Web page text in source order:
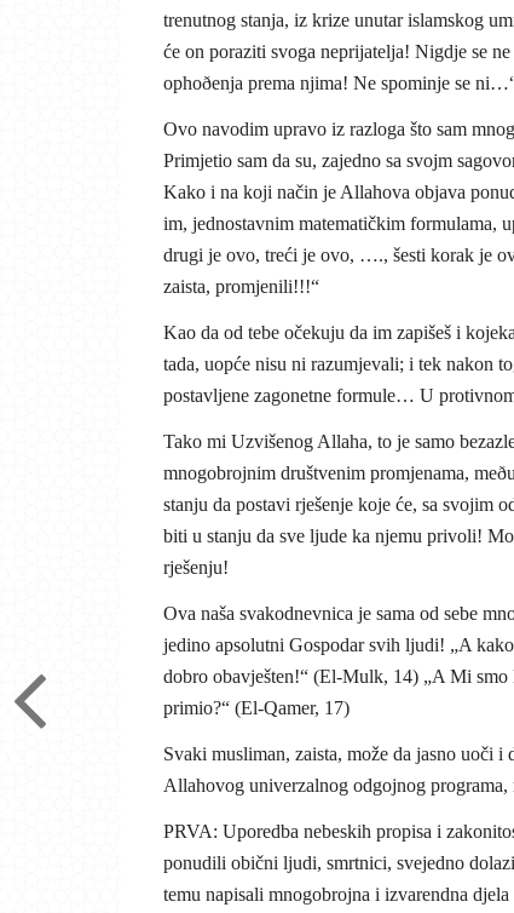
trenutnog stanja, iz krize unutar islamskog
će on poraziti svoga neprijatelja! Nigdje se
ophoðenja prema njima! Ne spominje se
Ovo navodim upravo iz razloga što sam
Primjetio sam da su, zajedno sa svojm
Kako i na koji način je Allahova objava
im, jednostavnim matematičkim formulama,
drugi je ovo, treći je ovo, …., šesti korak je
zaista, promjenili!!!“
Kao da od tebe očekuju da im zapišeš i
tada, uopće nisu ni razumjevali; i tek nakon
postavljene zagonetne formule… U
Tako mi Uzvišenog Allaha, to je samo
mnogobrojnim društvenim promjenama,
stanju da postavi rješenje koje će, sa svojim
biti u stanju da sve ljude ka njemu privoli!
rješenju!
Ova naša svakodnevnica je sama od sebe
jedino apsolutni Gospodar svih ljudi! „A
dobro obavješten!“ (El-Mulk, 14) „A Mi
primio?“ (El-Qamer, 17)
Svaki musliman, zaista, može da jasno uoči
Allahovog univerzalnog odgojnog programa,
PRVA: Uporedba nebeskih propisa i
ponudili obični ljudi, smrtnici, svejedno
temu napisali mnogobrojna i izvarendna